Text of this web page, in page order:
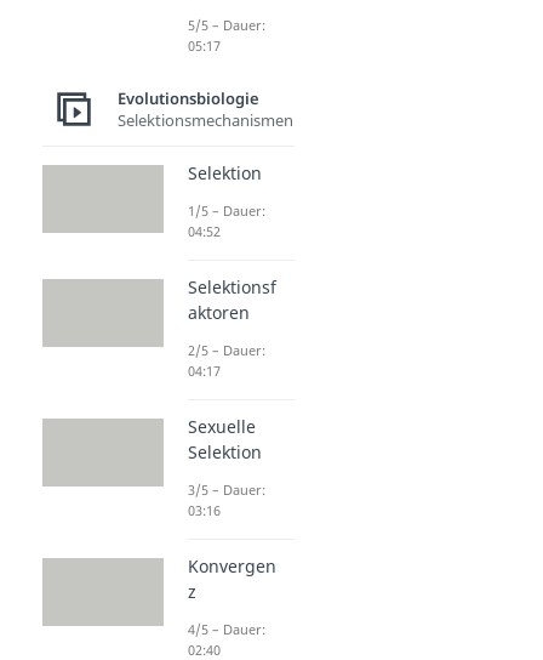
5/5 – Dauer:
05:17
Evolutionsbiologie
Selektionsmechanismen
Selektion
1/5 – Dauer:
04:52
Selektionsf
aktoren
2/5 – Dauer:
04:17
Sexuelle
Selektion
3/5 – Dauer:
03:16
Konvergen
z
4/5 – Dauer:
02:40